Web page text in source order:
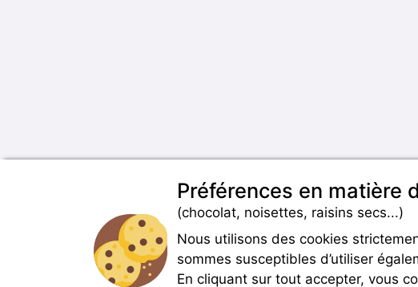
Préférences en matière
(chocolat, noisettes, raisins secs...)
Nous utilisons des cookies
sommes susceptibles d’utiliser
En cliquant sur tout accepter, vous